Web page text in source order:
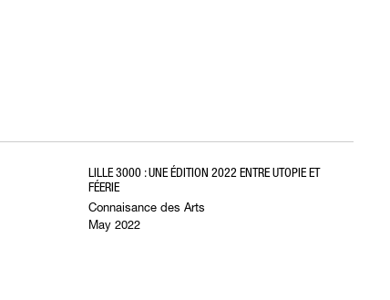
LILLE 3000 : UNE ÉDITION 2022 ENTRE UTOPIE ET
FÉERIE
Connaisance des Arts
May 2022